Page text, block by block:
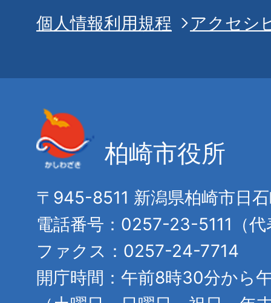
個人情報利用規程
アクセシ
柏崎市役所
〒945-8511 新潟県柏崎市日
電話番号：0257-23-5111（代
ファクス：0257-24-7714
開庁時間：午前8時30分から